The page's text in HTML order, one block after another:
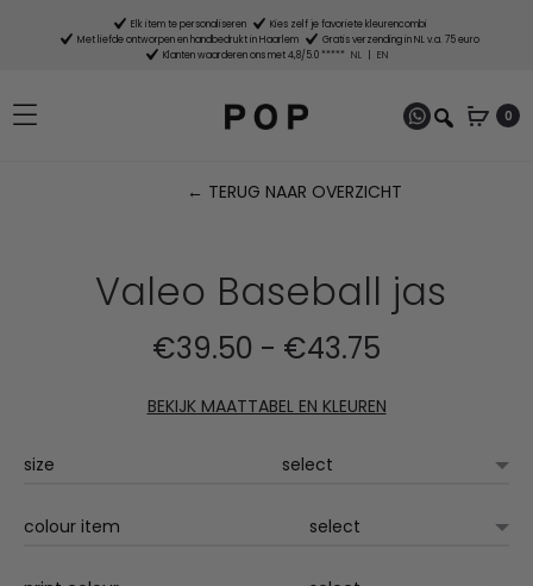
Elk item te personaliseren
Kies zelf je favoriete kleurencombi
Met liefde ontworpen en handbedrukt in Haarlem
Gratis verzending in NL v.a. 75 euro
Klanten waarderen ons met 4,8/5.0 ***** NL EN
0
← TERUG NAAR OVERZICHT
Valeo Baseball jas
€39.50 - €43.75
€39.50
BEKIJK MAATTABEL EN KLEUREN
size
colour item